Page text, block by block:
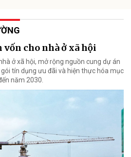
cho nhà ở xã hội
ở xã hội, mở rộng nguồn cung dự án
tín dụng ưu đãi và hiện thực hóa mục
năm 2030.